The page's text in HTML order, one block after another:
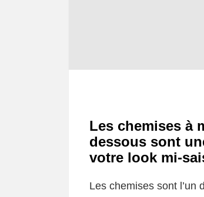
Les chemises à
dessous sont
votre look mi-
Les chemises sont l’un